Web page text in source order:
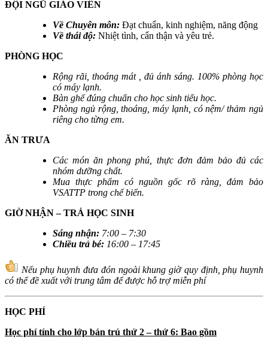
ĐỘI NGŨ GIÁO VIÊN
Về Chuyên môn: Đạt chuẩn, kinh nghiệm, năng động
Về thái độ: Nhiệt tình, cẩn thận và yêu trẻ.
PHÒNG HỌC
Rộng rãi, thoáng mát , đủ ánh sáng. 100% phòng học
có máy lạnh.
Bàn ghế đúng chuẩn cho học sinh tiểu học.
Phòng ngủ rộng, thoáng, máy lạnh, có nệm/ thảm ngủ
riêng cho từng em.
ĂN TRƯA
Các món ăn phong phú, thực đơn đảm bảo đủ các
nhóm dưỡng chất.
Mua thực phẩm có nguồn gốc rõ ràng, đảm bảo
VSATTP trong chế biến.
GIỜ NHẬN – TRẢ HỌC SINH
Sáng nhận: 7:00 – 7:30
Chiều trả bé: 16:00 – 17:45
Nếu phụ huynh đưa đón ngoài khung giờ quy định, phụ huynh
có thể đề xuất với trung tâm để được hỗ trợ miễn phí
HỌC PHÍ
Học phí tính cho lớp bán trú thứ 2 – thứ 6: Bao gồm